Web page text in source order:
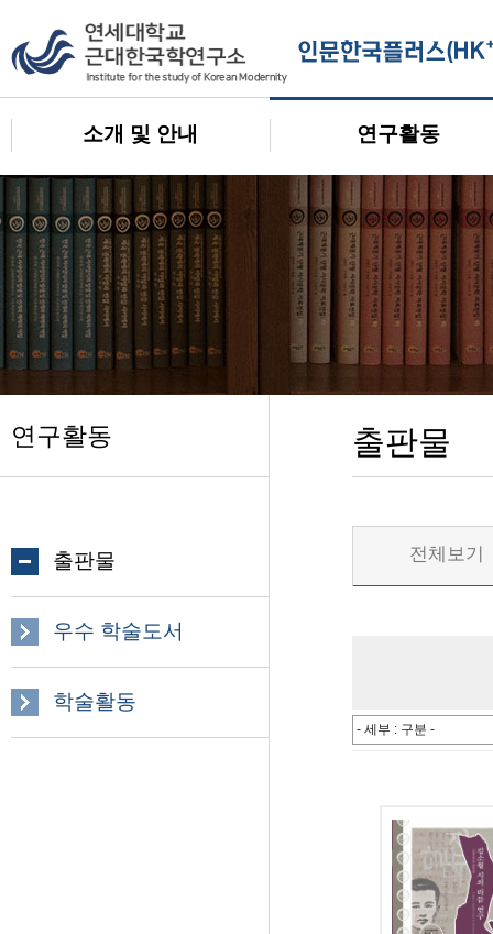
소개 및 안내 연구활동
연구활동
출판물
우수 학술도서
학술활동
출판물
전체보기